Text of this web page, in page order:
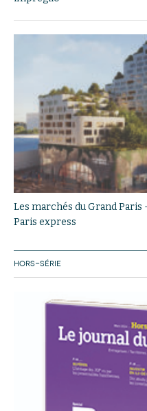
Les marchés du Grand
Paris express
HORS-SÉRIE